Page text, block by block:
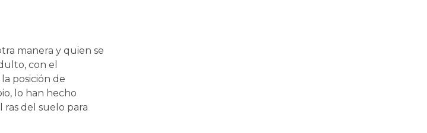
manera y quien se
con el
posición de
lo han hecho
ras del suelo para